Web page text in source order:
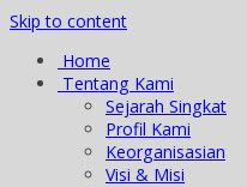
Skip to content
Home
Tentang Kami
Sejarah Singkat
Profil Kami
Keorganisasian
Visi & Misi